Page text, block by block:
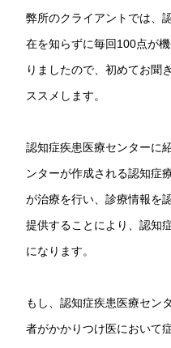
弊所のクライアントでは、
在を知らずに毎回100点が
りましたので、初めてお聞
ススメします。
認知症疾患医療センターに
ンターが作成される認知症
が治療を行い、診療情報を
提供することにより、認知
になります。
もし、認知症疾患医療セン
者がかかりつけ医において